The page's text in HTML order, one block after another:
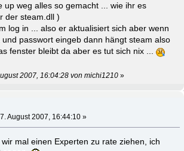
up weg alles so gemacht ... wie ihr es
der steam.dll )
log in ... also er aktualisiert sich aber wenn
passwort eingeb dann hängt steam also
fenster bleibt da aber es tut sich nix ...
2007, 16:04:28 von michi1210 »
August 2007, 16:44:10 »
mal einen Experten zu rate ziehen, ich